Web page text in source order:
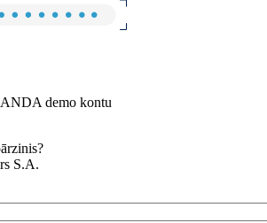
demo kontu
S.A.